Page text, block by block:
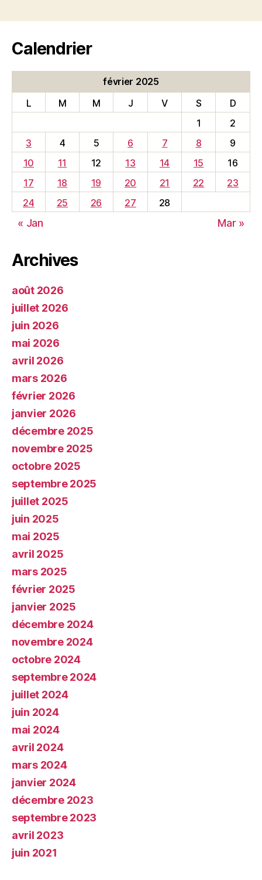
Calendrier
février 2025
L
M M J V S
D
1
2
3
4 5 6 7 8
9
10
11 12 13 14 15
16
17
18 19 20 21 22
23
24
25 26 27 28
« Jan Mar »
Archives
août 2026
juillet 2026
juin 2026
mai 2026
avril 2026
mars 2026
février 2026
janvier 2026
décembre 2025
novembre 2025
octobre 2025
septembre 2025
juillet 2025
juin 2025
mai 2025
avril 2025
mars 2025
février 2025
janvier 2025
décembre 2024
novembre 2024
octobre 2024
septembre 2024
juillet 2024
juin 2024
mai 2024
avril 2024
mars 2024
janvier 2024
décembre 2023
septembre 2023
avril 2023
juin 2021